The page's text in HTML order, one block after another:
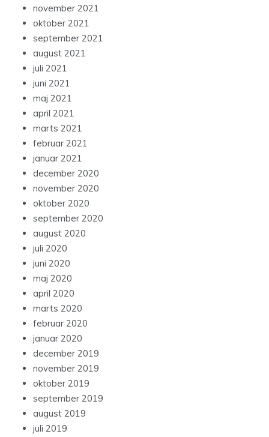
november 2021
oktober 2021
september 2021
august 2021
juli 2021
juni 2021
maj 2021
april 2021
marts 2021
februar 2021
januar 2021
december 2020
november 2020
oktober 2020
september 2020
august 2020
juli 2020
juni 2020
maj 2020
april 2020
marts 2020
februar 2020
januar 2020
december 2019
november 2019
oktober 2019
september 2019
august 2019
juli 2019